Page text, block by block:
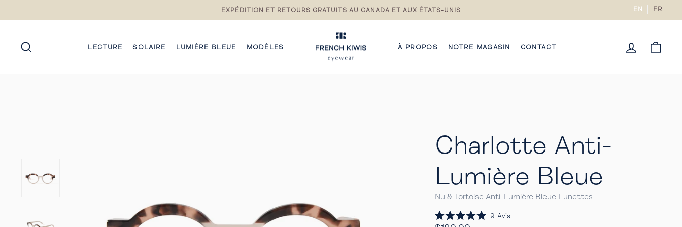
Pause
du
diaporama
EXPÉDITION ET RETOURS GRATUITS AU CANADA ET AUX ÉTATS-UNIS EN FR
LECTURE SOLAIRE LUMIÈRE BLEUE MODÈLES À PROPOS NOTRE MAGASIN CONTACT
Charlotte Anti-
Lumière Bleue
Nu & Tortoise Anti-Lumière Bleue Lunettes
Noté
9 Avis